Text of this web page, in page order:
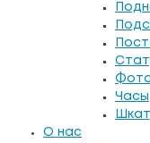
Часы
О нас